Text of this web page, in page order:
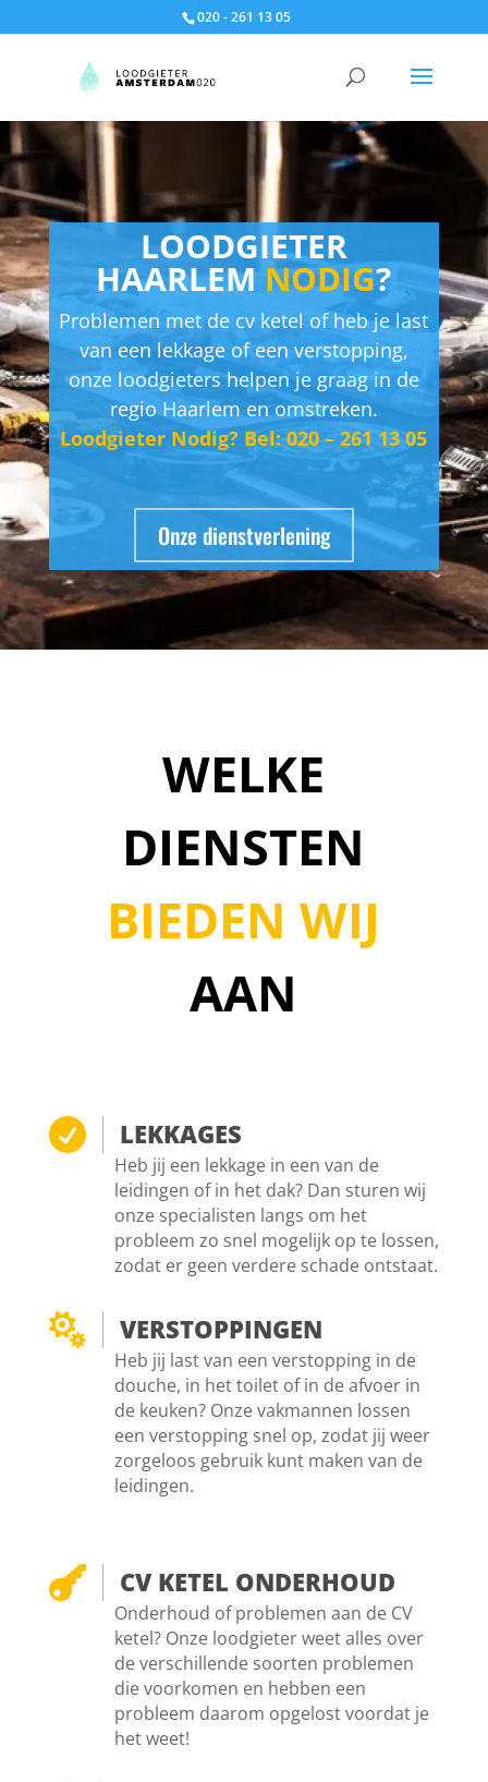
020 - 261 13 05
LOODGIETER
HAARLEM NODIG?
Problemen met de cv ketel of heb je last
van een lekkage of een verstopping,
onze loodgieters helpen je graag in de
regio Haarlem en omstreken.
Loodgieter Nodig? Bel: 020 – 261 13 05
Onze dienstverlening
WELKE
DIENSTEN
BIEDEN WIJ
AAN
 LEKKAGES
Heb jij een lekkage in een van de
leidingen of in het dak? Dan sturen wij
onze specialisten langs om het
probleem zo snel mogelijk op te lossen,
zodat er geen verdere schade ontstaat.
 VERSTOPPINGEN
Heb jij last van een verstopping in de
douche, in het toilet of in de afvoer in
de keuken? Onze vakmannen lossen
een verstopping snel op, zodat jij weer
zorgeloos gebruik kunt maken van de
leidingen.
 CV KETEL ONDERHOUD
Onderhoud of problemen aan de CV
ketel? Onze loodgieter weet alles over
de verschillende soorten problemen
die voorkomen en hebben een
probleem daarom opgelost voordat je
het weet!